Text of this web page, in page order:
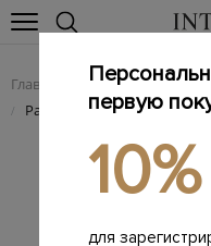
Главная Женщинам /
/ Расклешенные джинсы с
первую
10%
для